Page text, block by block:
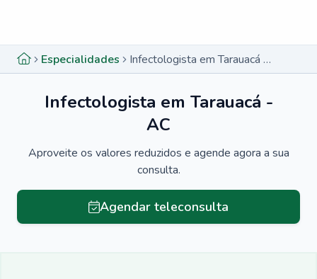
Especialidades Infectologista em Tarauacá - AC
Infectologista em Tarauacá -
AC
Aproveite os valores reduzidos e agende agora a sua
consulta.
Agendar teleconsulta